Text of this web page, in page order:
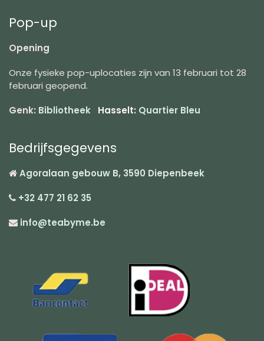
Pop-up
Opening
Onze fysieke pop-uplocaties zijn van 13 februari tot 28
februari geopend.
Genk: Bibliotheek Hasselt: Quartier Bleu
Bedrijfsgegevens
Agoralaan gebouw B, 3590 Diepenbeek
+32 477 21 62 35
info@teabyme.be